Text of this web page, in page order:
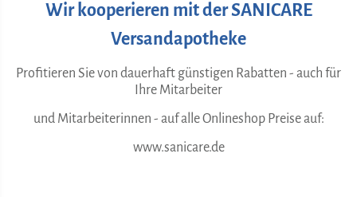
Wir kooperieren mit der SANICARE
Versandapotheke
Profitieren Sie von dauerhaft günstigen Rabatten - auch für
Ihre Mitarbeiter
und Mitarbeiterinnen - auf alle Onlineshop Preise auf:
www.sanicare.de